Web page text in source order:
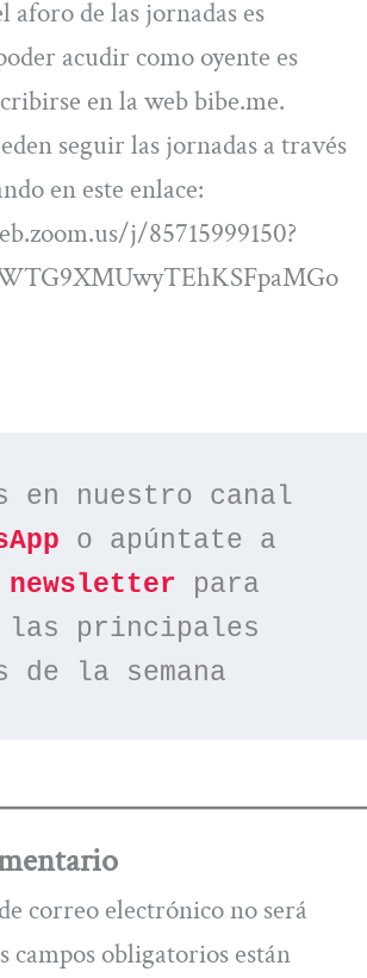
aforo de las jornadas es
acudir como oyente es
en la web bibe.me.
seguir las jornadas a través
en este enlace:
j/85715999150?
en nuestro canal
o apúntate a
newsletter para
principales
de la semana
correo electrónico no será
campos obligatorios están